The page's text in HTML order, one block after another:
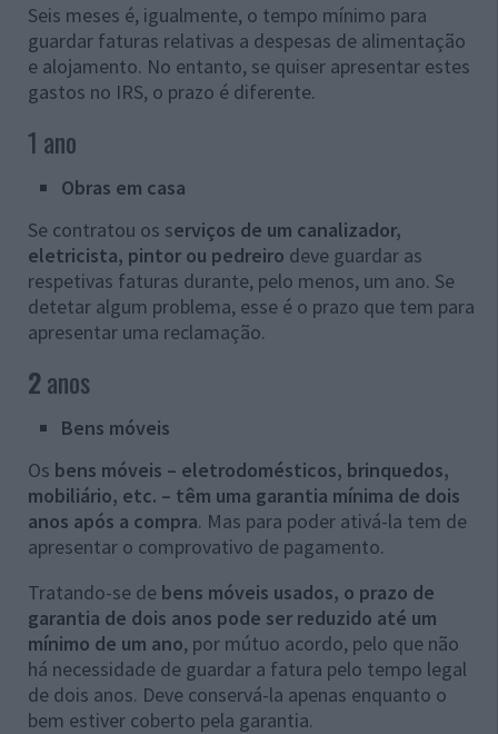
Seis meses é, igualmente, o tempo mínimo para
guardar faturas relativas a despesas de alimentação
e alojamento. No entanto, se quiser apresentar estes
gastos no IRS, o prazo é diferente.
1 ano
Obras em casa
Se contratou os serviços de um canalizador,
eletricista, pintor ou pedreiro deve guardar as
respetivas faturas durante, pelo menos, um ano. Se
detetar algum problema, esse é o prazo que tem para
apresentar uma reclamação.
2anos
Bens móveis
Os bens móveis – eletrodomésticos, brinquedos,
mobiliário, etc. – têm uma garantia mínima de dois
anos após a compra. Mas para poder ativá-la tem de
apresentar o comprovativo de pagamento.
Tratando-se de bens móveis usados, o prazo de
garantia de dois anos pode ser reduzido até um
mínimo de um ano, por mútuo acordo, pelo que não
há necessidade de guardar a fatura pelo tempo legal
de dois anos. Deve conservá-la apenas enquanto o
bem estiver coberto pela garantia.